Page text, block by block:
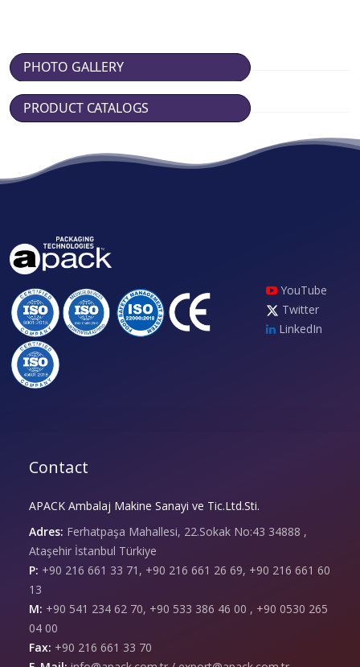
PHOTO GALLERY
PRODUCT CATALOGS
YouTube
Twitter
LinkedIn
Contact
APACK Ambalaj Makine Sanayi ve Tic.Ltd.Sti.
Adres: Ferhatpaşa Mahallesi, 22.Sokak No:43 34888 ,
Ataşehir İstanbul Türkiye
P: +90 216 661 33 71, +90 216 661 26 69, +90 216 661 60
13
M: +90 541 234 62 70, +90 533 386 46 00 , +90 0530 265
04 00
Fax: +90 216 661 33 70